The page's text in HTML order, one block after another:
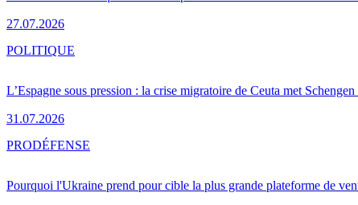
27.07.2026
L’Espagne sous pression : la crise migratoire de Ceuta met Schengen
31.07.2026
POLITIQUE
Pourquoi l'Ukraine prend pour cible la plus grande plateforme de
PRODÉFENSE